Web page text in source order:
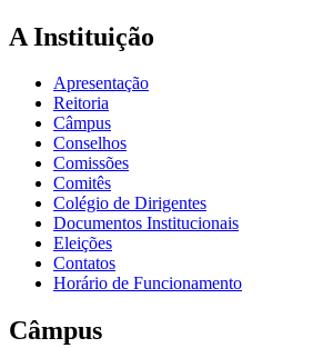
A Instituição
Apresentação
Reitoria
Câmpus
Conselhos
Comissões
Comitês
Colégio de Dirigentes
Documentos Institucionais
Eleições
Contatos
Horário de Funcionamento
Câmpus